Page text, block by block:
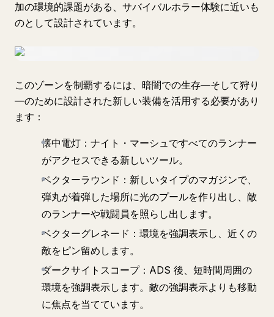
加の環境的課題がある、サバイバルホラー体験に近いも
のとして設計されています。
このゾーンを制覇するには、暗闇での生存—そして狩り
—のために設計された新しい装備を活用する必要があり
ます：
懐中電灯：ナイト・マーシュですべてのランナー
がアクセスできる新しいツール。
ベクターラウンド：新しいタイプのマガジンで、
弾丸が着弾した場所に光のプールを作り出し、敵
のランナーや戦闘員を照らし出します。
ベクターグレネード：環境を強調表示し、近くの
敵をピン留めします。
ダークサイトスコープ：ADS 後、短時間周囲の
環境を強調表示します。敵の強調表示よりも移動
に焦点を当てています。